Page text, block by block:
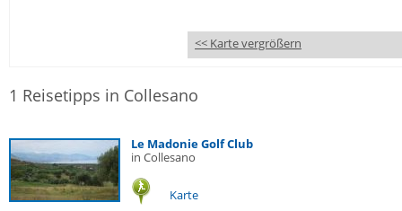
<< Karte vergrößern
1 Reisetipps in Collesano
Le Madonie Golf Club
in Collesano
Karte